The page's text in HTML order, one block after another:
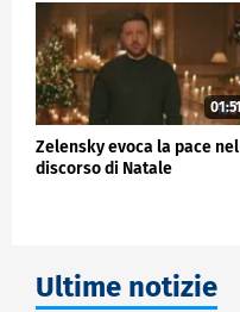
ESTERI
01:51
Zelensky evoca la pace nel
discorso di Natale
Ultime notizie